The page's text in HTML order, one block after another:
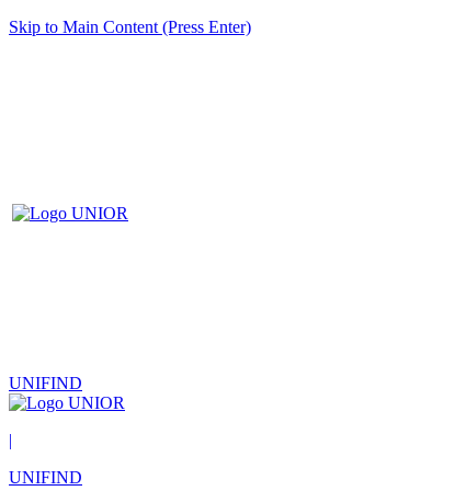
Skip to Main Content (Press Enter)
UNIFIND
|
UNIFIND